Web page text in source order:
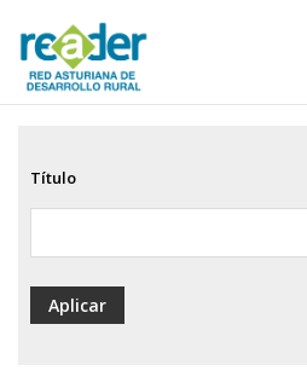
contenido
principal
Título